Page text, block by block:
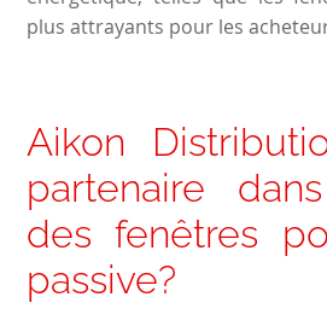
plus attrayants pour les
Aikon
partenaire
des fenêtres
passive?